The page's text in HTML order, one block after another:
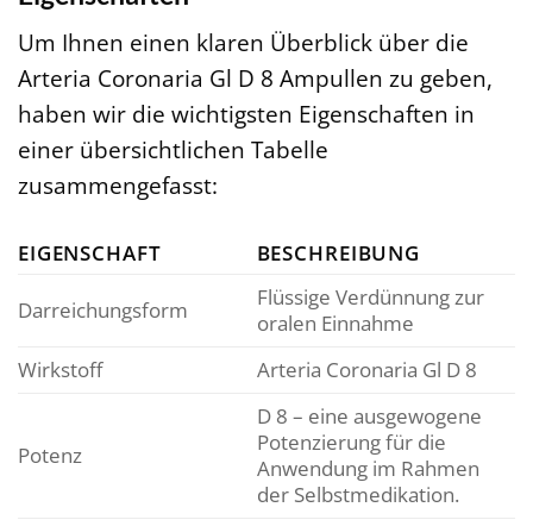
Um Ihnen einen klaren Überblick über die
Arteria Coronaria Gl D 8 Ampullen zu geben,
haben wir die wichtigsten Eigenschaften in
einer übersichtlichen Tabelle
zusammengefasst:
EIGENSCHAFT BESCHREIBUNG
Darreichungsform
Flüssige Verdünnung zur
oralen Einnahme
Wirkstoff
Arteria Coronaria Gl D 8
Potenz
D 8 – eine ausgewogene
Potenzierung für die
Anwendung im Rahmen
der Selbstmedikation.